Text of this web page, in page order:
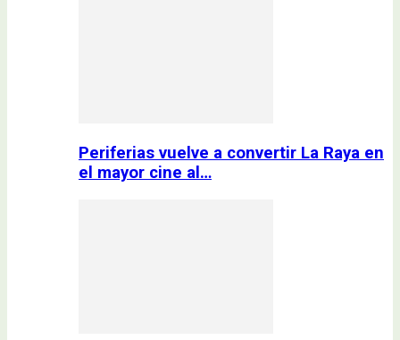
Periferias vuelve a convertir La Raya en
el mayor cine al…